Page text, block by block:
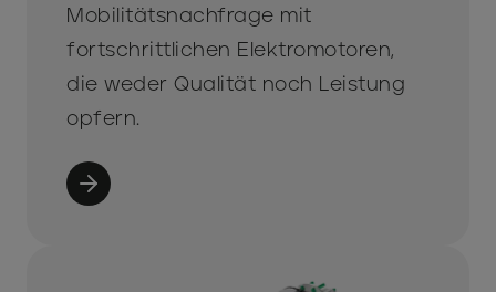
Mobilitätsnachfrage mit
fortschrittlichen Elektromotoren,
die weder Qualität noch Leistung
opfern.